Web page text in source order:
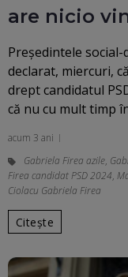
are nicio
Preşedintele
declarat, miercuri,
drept candidatul
că nu cu mult timp
acum 3 ani
Gabriela Firea azile,
Firea candidat PSD 2024,
Ciolacu Gabriela Firea
Citește